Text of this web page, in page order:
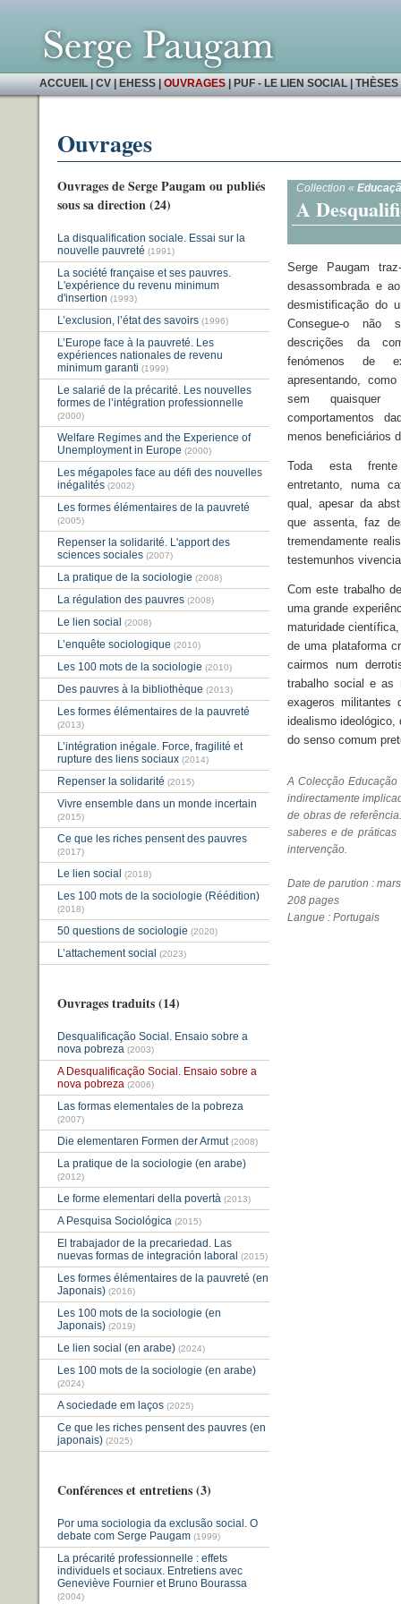
ACCUEIL|CV|EHESS|OUVRAGES|PUF - LE LIEN SOCIAL|THÈSES
Ouvrages
Ouvrages de Serge Paugam ou publiés
sous sa direction (24)
La disqualification sociale. Essai sur la
nouvelle pauvreté (1991)
La société française et ses pauvres.
L'expérience du revenu minimum
d'insertion (1993)
L’exclusion, l’état des savoirs (1996)
L’Europe face à la pauvreté. Les
expériences nationales de revenu
minimum garanti (1999)
Le salarié de la précarité. Les nouvelles
formes de l’intégration professionnelle
(2000)
Welfare Regimes and the Experience of
Unemployment in Europe (2000)
Les mégapoles face au défi des nouvelles
inégalités (2002)
Les formes élémentaires de la pauvreté
(2005)
Repenser la solidarité. L'apport des
sciences sociales (2007)
La pratique de la sociologie (2008)
La régulation des pauvres (2008)
Le lien social (2008)
L’enquête sociologique (2010)
Les 100 mots de la sociologie (2010)
Des pauvres à la bibliothèque (2013)
Les formes élémentaires de la pauvreté
(2013)
L’intégration inégale. Force, fragilité et
rupture des liens sociaux (2014)
Repenser la solidarité (2015)
Vivre ensemble dans un monde incertain
(2015)
Ce que les riches pensent des pauvres
(2017)
Le lien social (2018)
Les 100 mots de la sociologie (Réédition)
(2018)
50 questions de sociologie (2020)
L’attachement social (2023)
Ouvrages traduits (14)
Desqualificação Social. Ensaio sobre a
nova pobreza (2003)
A Desqualificação Social. Ensaio sobre a
nova pobreza (2006)
Las formas elementales de la pobreza
(2007)
Die elementaren Formen der Armut (2008)
La pratique de la sociologie (en arabe)
(2012)
Le forme elementari della povertà (2013)
A Pesquisa Sociológica (2015)
El trabajador de la precariedad. Las
nuevas formas de integración laboral (2015)
Les formes élémentaires de la pauvreté (en
Japonais) (2016)
Les 100 mots de la sociologie (en
Japonais) (2019)
Le lien social (en arabe) (2024)
Les 100 mots de la sociologie (en arabe)
(2024)
A sociedade em laços (2025)
Ce que les riches pensent des pauvres (en
japonais) (2025)
Conférences et entretiens (3)
Por uma sociologia da exclusão social. O
debate com Serge Paugam (1999)
La précarité professionnelle : effets
individuels et sociaux. Entretiens avec
Geneviève Fournier et Bruno Bourassa
(2004)
Collection «
A
Serge Paugam
desassombrada e
desmistificação do
Consegue-o não
descrições da
fenómenos de
apresentando,
sem
comportamentos
menos beneficiários
Toda esta frente
entretanto, numa
qual, apesar da
que assenta, faz
tremendamente
testemunhos
Com este trabalho
uma grande
maturidade
de uma plataforma
cairmos num
trabalho social e as
exageros militantes
idealismo ideológico,
do senso comum
A Colecção
indirectamente
de obras de
saberes e de
intervenção.
Date de parution :
208 pages
Langue : Portugais